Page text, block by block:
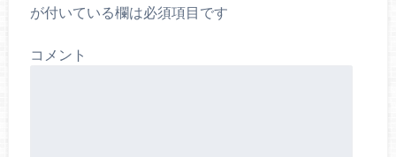
が付いている欄は必須項目です
コメント